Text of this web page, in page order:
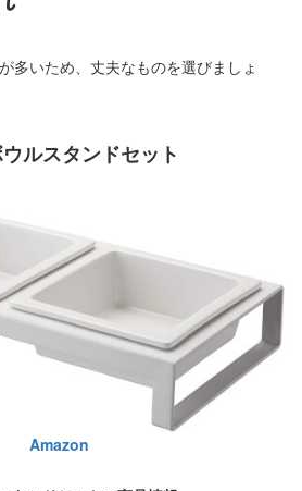
多いため、丈夫なものを選びましょ
ルスタンドセット
Amazon